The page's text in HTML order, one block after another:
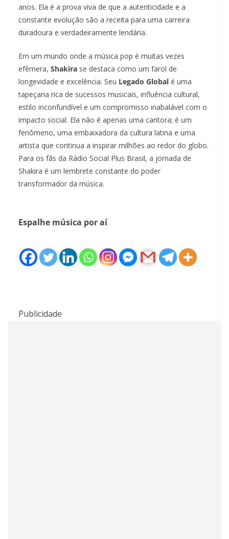
anos. Ela é a prova viva de que a autenticidade e a
constante evolução são a receita para uma carreira
duradoura e verdadeiramente lendária.
Em um mundo onde a música pop é muitas vezes
efêmera, Shakira se destaca como um farol de
longevidade e excelência. Seu Legado Global é uma
tapeçaria rica de sucessos musicais, influência cultural,
estilo inconfundível e um compromisso inabalável com o
impacto social. Ela não é apenas uma cantora; é um
fenômeno, uma embaixadora da cultura latina e uma
artista que continua a inspirar milhões ao redor do globo.
Para os fãs da Rádio Social Plus Brasil, a jornada de
Shakira é um lembrete constante do poder
transformador da música.
Espalhe música por aí
Publicidade